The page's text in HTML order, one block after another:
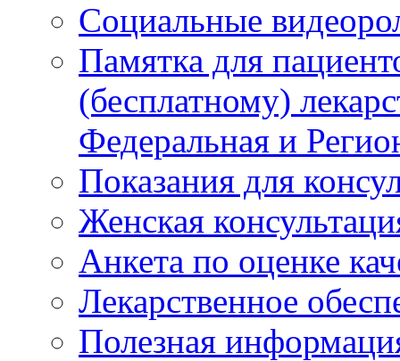
Социальные
Памятка для
(бесплатному)
Федеральная и
Показания для
Женская
Анкета по оценке
Лекарственное
Полезная